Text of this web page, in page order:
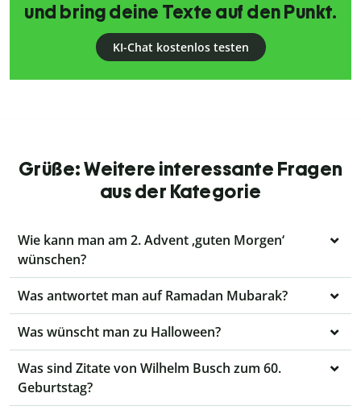
und bring deine Texte auf den Punkt.
KI-Chat kostenlos testen
Grüße: Weitere interessante Fragen
aus der Kategorie
Wie kann man am 2. Advent ‚guten Morgen‘
wünschen?
Was antwortet man auf Ramadan Mubarak?
Was wünscht man zu Halloween?
Was sind Zitate von Wilhelm Busch zum 60.
Geburtstag?